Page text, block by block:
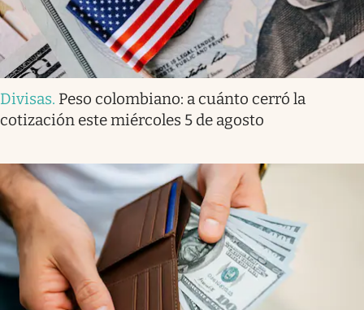
Divisas. Peso colombiano: a cuánto cerró la
cotización este miércoles 5 de agosto